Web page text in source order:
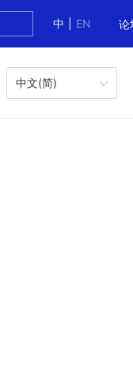
中
EN 论
中文(简)